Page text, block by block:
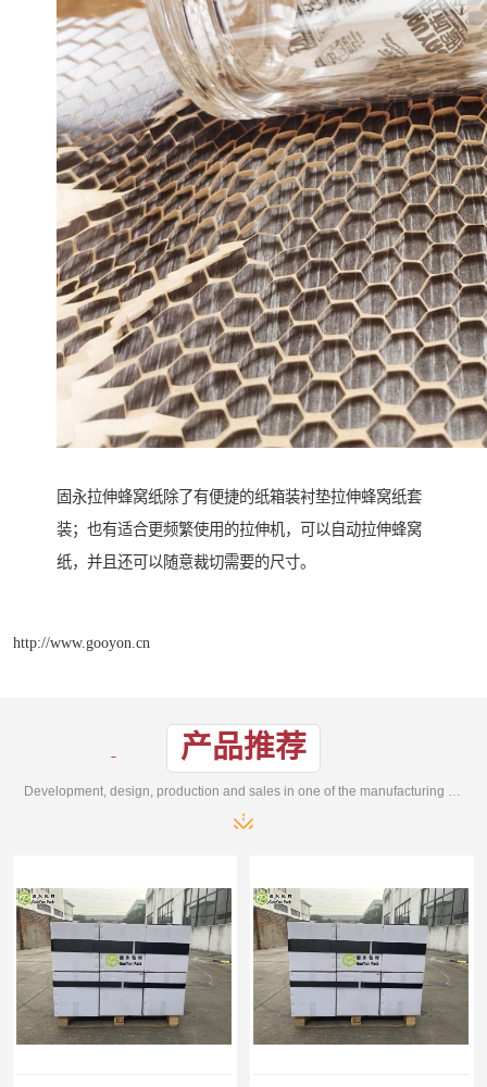
固永拉伸蜂窝纸除了有便捷的纸箱装衬垫拉伸蜂窝纸套
装；也有适合更频繁使用的拉伸机，可以自动拉伸蜂窝
纸，并且还可以随意裁切需要的尺寸。
http://www.gooyon.cn
产品推荐
Development, design, production and sales in one of the manufacturing enterprises